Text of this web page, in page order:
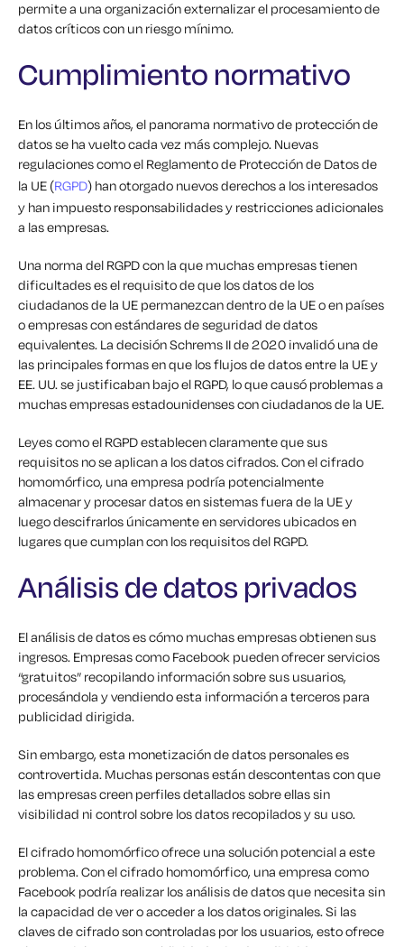
permite a una organización externalizar el procesamiento de
datos críticos con un riesgo mínimo.
Cumplimiento normativo
En los últimos años, el panorama normativo de protección de
datos se ha vuelto cada vez más complejo. Nuevas
regulaciones como el Reglamento de Protección de Datos de
la UE (RGPD) han otorgado nuevos derechos a los interesados
y han impuesto responsabilidades y restricciones adicionales
a las empresas.
Una norma del RGPD con la que muchas empresas tienen
dificultades es el requisito de que los datos de los
ciudadanos de la UE permanezcan dentro de la UE o en países
o empresas con estándares de seguridad de datos
equivalentes. La decisión Schrems II de 2020 invalidó una de
las principales formas en que los flujos de datos entre la UE y
EE. UU. se justificaban bajo el RGPD, lo que causó problemas a
muchas empresas estadounidenses con ciudadanos de la UE.
Leyes como el RGPD establecen claramente que sus
requisitos no se aplican a los datos cifrados. Con el cifrado
homomórfico, una empresa podría potencialmente
almacenar y procesar datos en sistemas fuera de la UE y
luego descifrarlos únicamente en servidores ubicados en
lugares que cumplan con los requisitos del RGPD.
Análisis de datos privados
El análisis de datos es cómo muchas empresas obtienen sus
ingresos. Empresas como Facebook pueden ofrecer servicios
“gratuitos” recopilando información sobre sus usuarios,
procesándola y vendiendo esta información a terceros para
publicidad dirigida.
Sin embargo, esta monetización de datos personales es
controvertida. Muchas personas están descontentas con que
las empresas creen perfiles detallados sobre ellas sin
visibilidad ni control sobre los datos recopilados y su uso.
El cifrado homomórfico ofrece una solución potencial a este
problema. Con el cifrado homomórfico, una empresa como
Facebook podría realizar los análisis de datos que necesita sin
la capacidad de ver o acceder a los datos originales. Si las
claves de cifrado son controladas por los usuarios, esto ofrece